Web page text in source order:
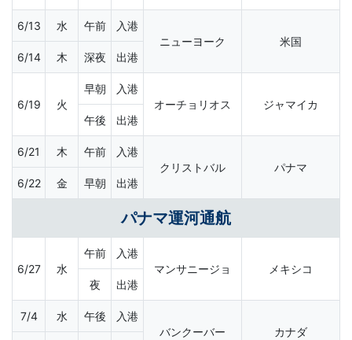
6/13 水 午前
入港
ニューヨーク
米国
6/14
木 深夜 出港
6/19 火
早朝
入港
オーチョリオス
ジャマイカ
午後
出港
6/21 木 午前
入港
クリストバル
パナマ
6/22
金 早朝 出港
パナマ運河通航
6/27 水
午前
入港
マンサニージョ
メキシコ
夜
出港
7/4 水 午後
入港
バンクーバー
カナダ